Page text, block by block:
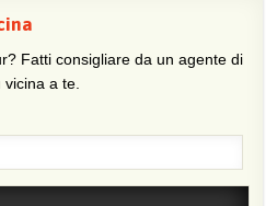
Fatti consigliare da un agente di
a te.